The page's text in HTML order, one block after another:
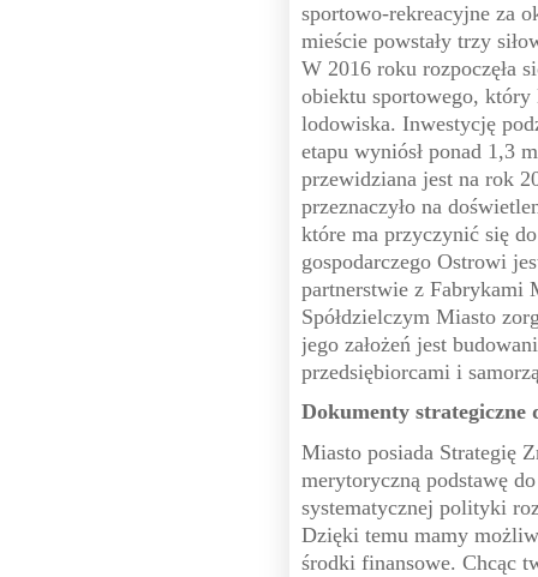
sportowo-rekreacyjne za
mieście powstały trzy
W 2016 roku rozpoczęła
obiektu sportowego, który
lodowiska. Inwestycję
etapu wyniósł ponad 1,3
przewidziana jest na rok
przeznaczyło na
które ma przyczynić się
gospodarczego Ostrowi
partnerstwie z Fabrykami
Spółdzielczym Miasto
jego założeń jest
przedsiębiorcami i
Dokumenty strategiczne
Miasto posiada Strategię
merytoryczną podstawę
systematycznej polityki
Dzięki temu mamy
środki finansowe. Chcąc